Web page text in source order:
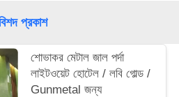
প্রকাশ
শোভাকর মেটাল জাল পর্দা
লাইটওয়েট হোটেল / লবি গোল্ড /
Gunmetal জন্য